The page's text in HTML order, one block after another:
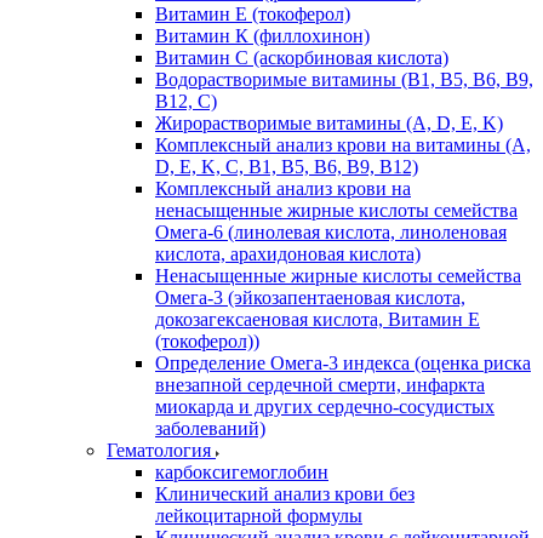
Витамин Е (токоферол)
Витамин К (филлохинон)
Витамин С (аскорбиновая кислота)
Водорастворимые витамины (B1, B5, B6, В9,
В12, С)
Жирорастворимые витамины (A, D, E, K)
Комплексный анализ крови на витамины (A,
D, E, K, C, B1, B5, B6, В9, B12)
Комплексный анализ крови на
ненасыщенные жирные кислоты семейства
Омега-6 (линолевая кислота, линоленовая
кислота, арахидоновая кислота)
Ненасыщенные жирные кислоты семейства
Омега-3 (эйкозапентаеновая кислота,
докозагексаеновая кислота, Витамин E
(токоферол))
Определение Омега-3 индекса (оценка риска
внезапной сердечной смерти, инфаркта
миокарда и других сердечно-сосудистых
заболеваний)
Гематология
карбоксигемоглобин
Клинический анализ крови без
лейкоцитарной формулы